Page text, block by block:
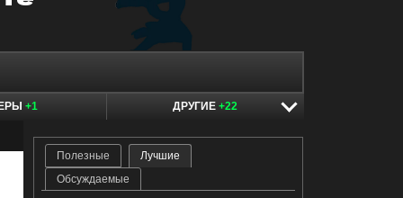
+1 ДРУГИЕ +22
Полезные
Лучшие
Обсуждаемые